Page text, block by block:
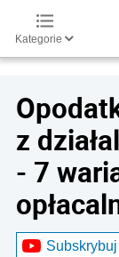
Kategorie
z
- 7